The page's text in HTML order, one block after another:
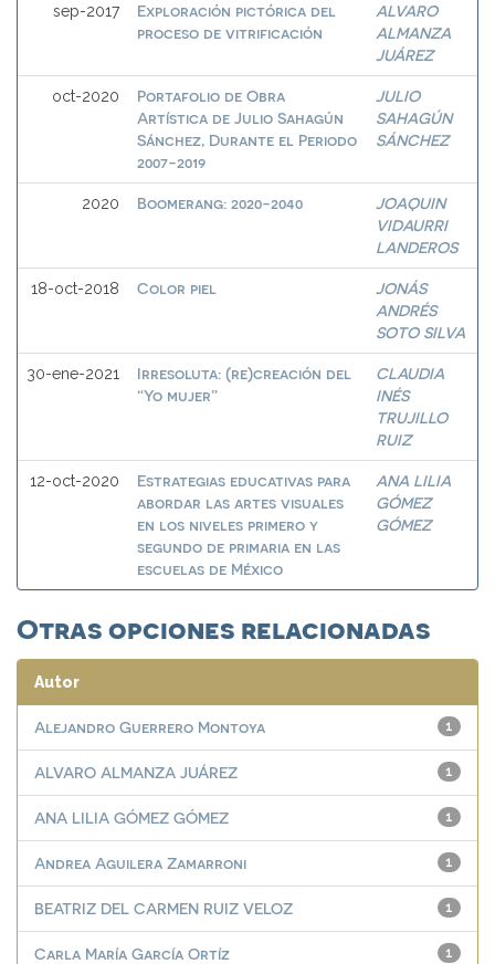
sep-2017
Exploración pictórica del
proceso de vitrificación
ALVARO
ALMANZA
JUÁREZ
oct-2020
Portafolio de Obra
Artística de Julio Sahagún
Sánchez, Durante el Periodo
2007-2019
JULIO
SAHAGÚN
SÁNCHEZ
2020 Boomerang: 2020-2040
JOAQUIN
VIDAURRI
LANDEROS
18-oct-2018 Color piel
JONÁS
ANDRÉS
SOTO SILVA
30-ene-2021
Irresoluta: (re)creación del
“Yo mujer”
CLAUDIA
INÉS
TRUJILLO
RUIZ
12-oct-2020
Estrategias educativas para
abordar las artes visuales
en los niveles primero y
segundo de primaria en las
escuelas de México
ANA LILIA
GÓMEZ
GÓMEZ
Otras opciones relacionadas
Autor
1
Alejandro Guerrero Montoya
1
ALVARO ALMANZA JUÁREZ
1
ANA LILIA GÓMEZ GÓMEZ
1
Andrea Aguilera Zamarroni
1
BEATRIZ DEL CARMEN RUIZ VELOZ
1
Carla María García Ortíz